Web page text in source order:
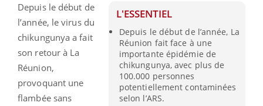
L'ESSENTIEL
Depuis le début de l’année, La
Réunion fait face à une
importante épidémie de
chikungunya, avec plus de
100.000 personnes
potentiellement contaminées
selon l’ARS.
Depuis le début de
l’année, le virus du
chikungunya a fait
son retour à La
Réunion,
provoquant une
flambée sans